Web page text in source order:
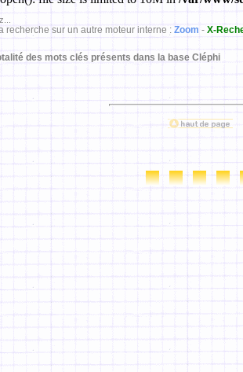
recherche sur un autre moteur interne : Zoom - X-
des mots clés présents dans la base Cléphi